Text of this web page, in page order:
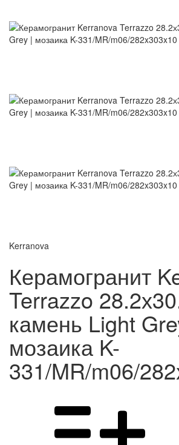
Kerranova
Керамогранит
Terrazzo
камень Light
мозаика K-
331/MR/m06/